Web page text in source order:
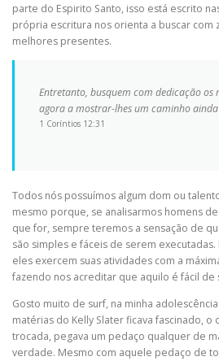
parte do Espirito Santo, isso está escrito
própria escritura nos orienta a buscar com
melhores presentes.
Entretanto, busquem com dedicação os
agora a mostrar-lhes um caminho ainda
1 Coríntios 12:31
Todos nós possuímos algum dom ou
mesmo porque, se analisarmos homens
que for, sempre teremos a sensação de
são simples e fáceis de serem
eles exercem suas atividades com a
fazendo nos acreditar que aquilo é fácil de
Gosto muito de surf, na minha
matérias do Kelly Slater ficava fascinado, o
trocada, pegava um pedaço qualquer de
verdade. Mesmo com aquele pedaço de